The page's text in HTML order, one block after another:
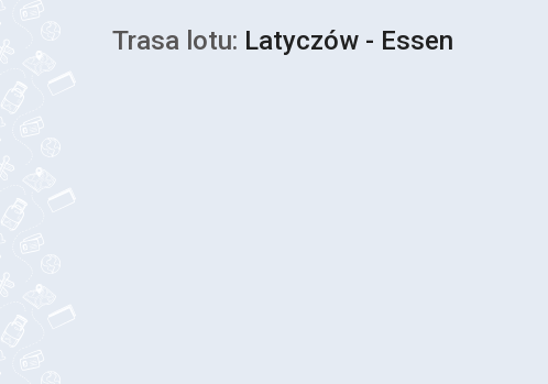
Trasa lotu: Latyczów - Essen